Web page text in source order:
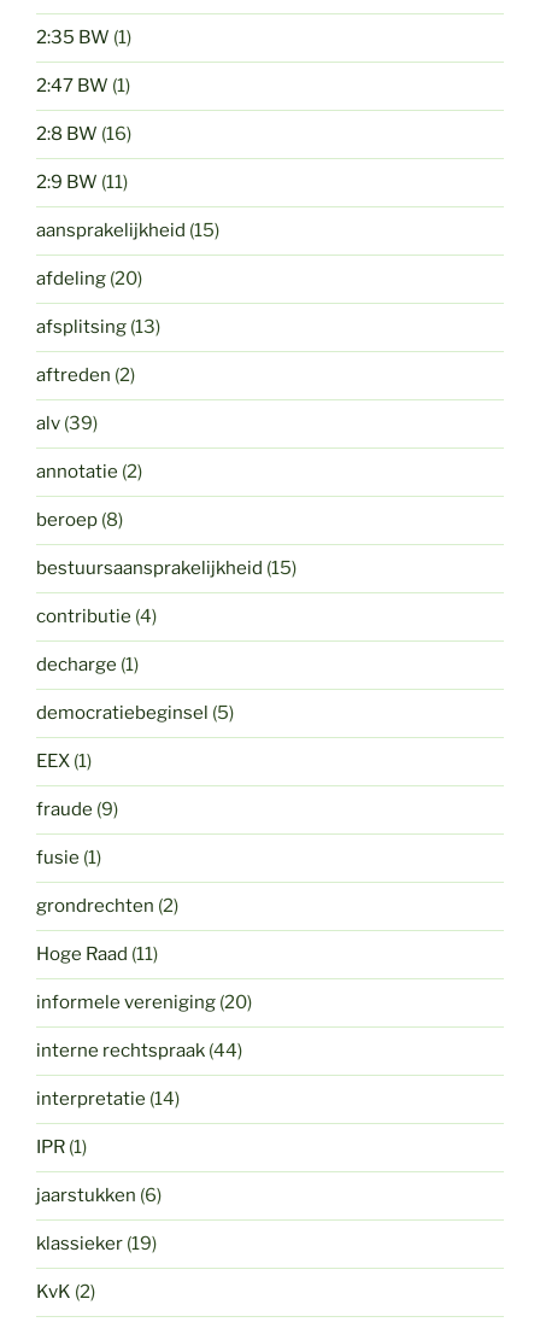
2:35 BW (1)
2:47 BW (1)
2:8 BW (16)
2:9 BW (11)
aansprakelijkheid (15)
afdeling (20)
afsplitsing (13)
aftreden (2)
alv (39)
annotatie (2)
beroep (8)
bestuursaansprakelijkheid (15)
contributie (4)
decharge (1)
democratiebeginsel (5)
EEX (1)
fraude (9)
fusie (1)
grondrechten (2)
Hoge Raad (11)
informele vereniging (20)
interne rechtspraak (44)
interpretatie (14)
IPR (1)
jaarstukken (6)
klassieker (19)
KvK (2)